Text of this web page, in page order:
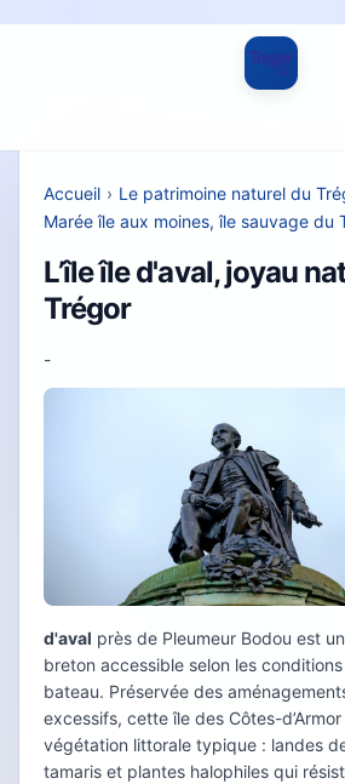
Accueil › Le patrimoine naturel du
Marée île aux moines, île sauvage du
L’île île d'aval, joyau
Trégor
-
d'aval près de Pleumeur Bodou est
breton accessible selon les
bateau. Préservée des
excessifs, cette île des Côtes-
végétation littorale typique : landes
tamaris et plantes halophiles qui